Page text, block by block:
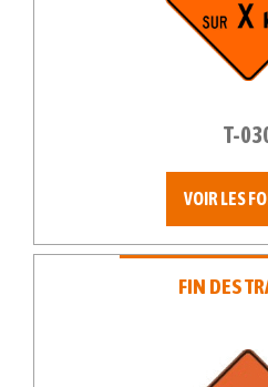
T-
VOIR LES
FIN DES